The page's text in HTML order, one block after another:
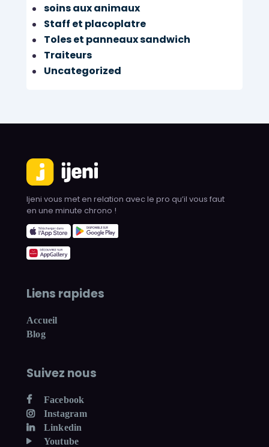
soins aux animaux
Staff et placoplatre
Toles et panneaux sandwich
Traiteurs
Uncategorized
Ijeni vous met en relation avec le pro qu’il vous faut
en une minute chrono !
Liens rapides
Accueil
Blog
Suivez nous
Facebook
Instagram
Linkedin
Youtube